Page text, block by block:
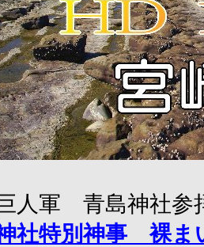
人軍 青島神社
社特別神事 裸ま